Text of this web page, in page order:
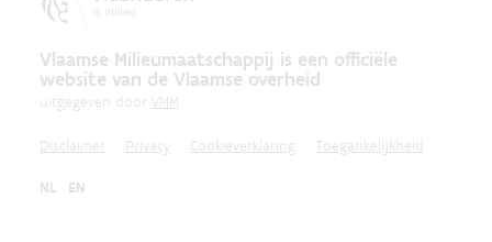
Vlaamse Milieumaatschappij is een officiële
website van de Vlaamse overheid
uitgegeven door VMM
Disclaimer Privacy Cookieverklaring Toegankelijkheid
NL EN